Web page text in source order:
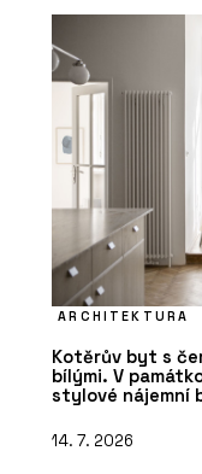
ARCHITEKTURA
Kotěrův byt s
bílými. V
stylové nájemní
14. 7. 2026